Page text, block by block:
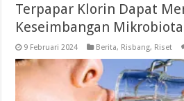
Terpapar Klorin Dapat
Keseimbangan
9 Februari 2024 Berita, Risbang, Riset